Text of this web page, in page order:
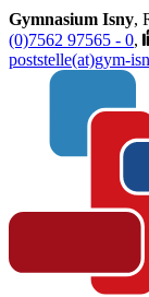
Gymnasium Isny,
(0)7562 97565 - 0,
poststelle(at)gym-